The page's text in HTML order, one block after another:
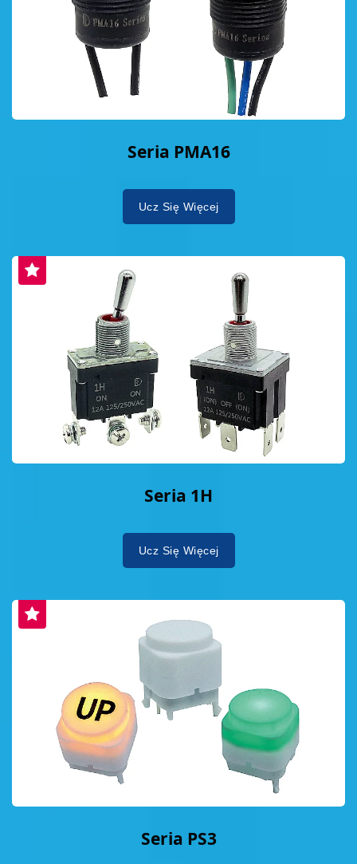
Seria PMA16
Ucz Się Więcej
Seria 1H
Ucz Się Więcej
Seria PS3